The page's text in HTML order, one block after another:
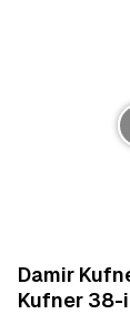
Damir
Kufner 38-